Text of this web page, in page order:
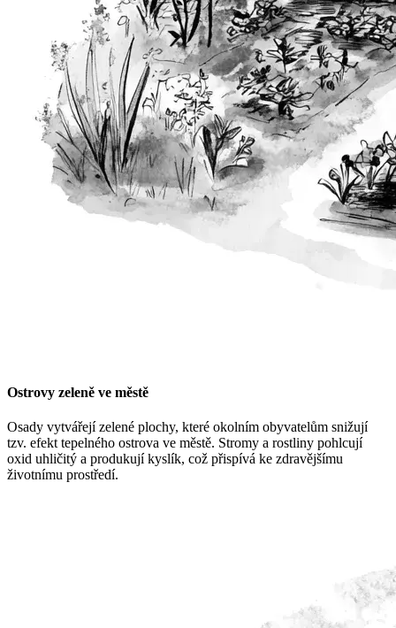
Ostrovy zeleně ve městě
Osady vytvářejí zelené plochy, které okolním obyvatelům snižují
tzv. efekt tepelného ostrova ve městě. Stromy a rostliny pohlcují
oxid uhličitý a produkují kyslík, což přispívá ke zdravějšímu
životnímu prostředí.